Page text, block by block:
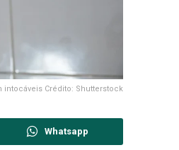
intocáveis Crédito: Shutterstock
Whatsapp